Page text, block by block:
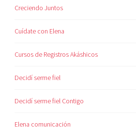
Creciendo Juntos
Cuídate con Elena
Cursos de Registros Akáshicos
Decidí serme fiel
Decidí serme fiel Contigo
Elena comunicación